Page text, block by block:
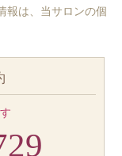
報は、当サロンの個